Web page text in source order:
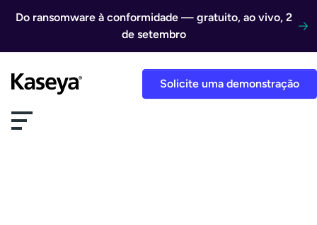
Do ransomware à conformidade — gratuito, ao vivo, 2
de setembro
Solicite uma demonstração